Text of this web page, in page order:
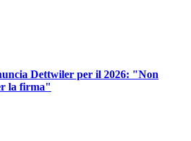
Dettwiler per il 2026: "Non
la firma"